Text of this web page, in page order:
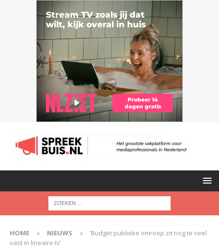
HOME NIEUWS
‘Budget publieke omroep zit nog te veel
vast in lineaire tv’